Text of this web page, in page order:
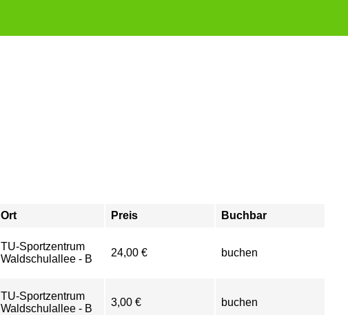
Ort Preis Buchbar
TU-Sportzentrum
Waldschulallee - B
24,00 € buchen
TU-Sportzentrum
Waldschulallee - B
3,00 € buchen